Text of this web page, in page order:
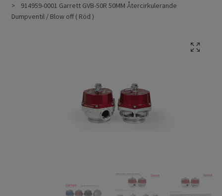
914959-0001 Garrett GVB-50R 50MM Återcirkulerande
Dumpventil / Blow off ( Röd )